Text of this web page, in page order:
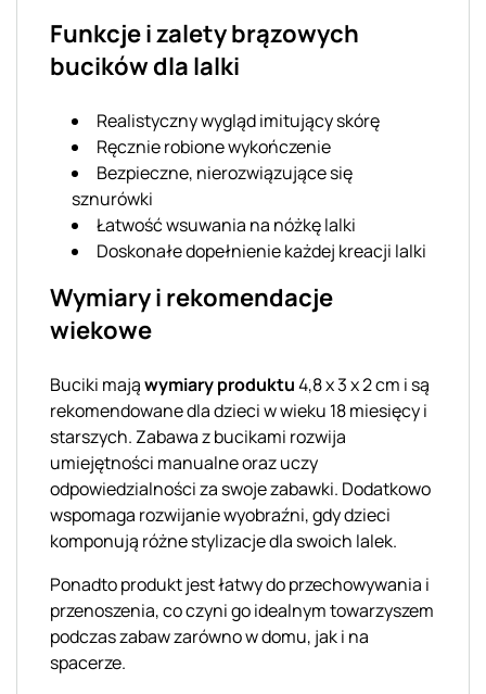
Funkcje i zalety brązowych
bucików dla lalki
Realistyczny wygląd imitujący skórę
Ręcznie robione wykończenie
Bezpieczne, nierozwiązujące się
sznurówki
Łatwość wsuwania na nóżkę lalki
Doskonałe dopełnienie każdej kreacji lalki
Wymiary i rekomendacje
wiekowe
Buciki mająwymiary produktu4,8 x 3 x 2 cm i są
rekomendowane dla dzieci w wieku 18 miesięcy i
starszych. Zabawa z bucikami rozwija
umiejętności manualne oraz uczy
odpowiedzialności za swoje zabawki. Dodatkowo
wspomaga rozwijanie wyobraźni, gdy dzieci
komponują różne stylizacje dla swoich lalek.
Ponadto produkt jest łatwy do przechowywania i
przenoszenia, co czyni go idealnym towarzyszem
podczas zabaw zarówno w domu, jak i na
spacerze.